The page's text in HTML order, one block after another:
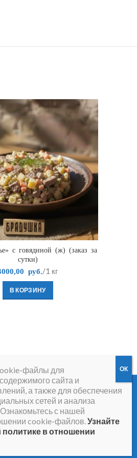
с говядиной (ж) (заказ за
сутки)
руб. /1 кг
В КОРЗИНУ
Вопросы и ответы.
файлы для
сайта и
а также для обеспечения
сетей и анализа
с нашей
cookie-файлов.Узнайте
в отношении